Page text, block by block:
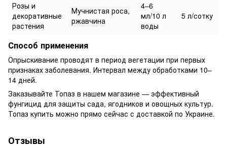
Розы и
декоративные
растения
Мучнистая роса,
ржавчина
4–6
мл/10 л
воды
5 л/сотку
Способ применения
Опрыскивание проводят в период вегетации при первых
признаках заболевания. Интервал между обработками 10–
14 дней.
Заказывайте Топаз в нашем магазине — эффективный
фунгицид для защиты сада, ягодников и овощных культур.
Топаз купить можно прямо сейчас с доставкой по Украине.
Отзывы